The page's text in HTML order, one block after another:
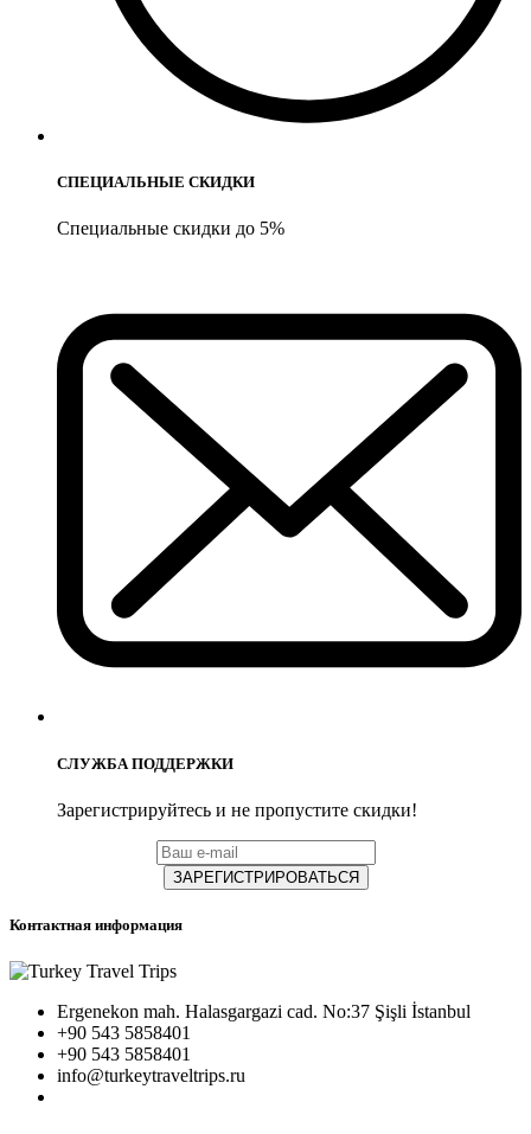
СПЕЦИАЛЬНЫЕ СКИДКИ
Специальные скидки до 5%
СЛУЖБА ПОДДЕРЖКИ
Зарегистрируйтесь и не пропустите скидки!
ЗАРЕГИСТРИРОВАТЬСЯ
Контактная информация
Ergenekon mah. Halasgargazi cad. No:37 Şişli İstanbul
+90 543 5858401
+90 543 5858401
info@turkeytraveltrips.ru